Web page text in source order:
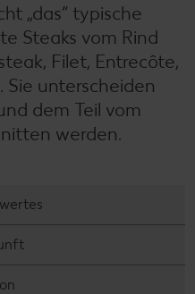
„das“ typische
Steaks vom Rind
Filet, Entrecôte,
unterscheiden
dem Teil vom
werden.